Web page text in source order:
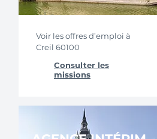
Voir les offres d’emploi à
Creil 60100
Consulter les
missions